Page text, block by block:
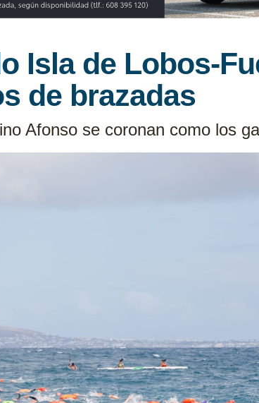
Isla de Lobos-
de brazadas
Afonso se coronan como los